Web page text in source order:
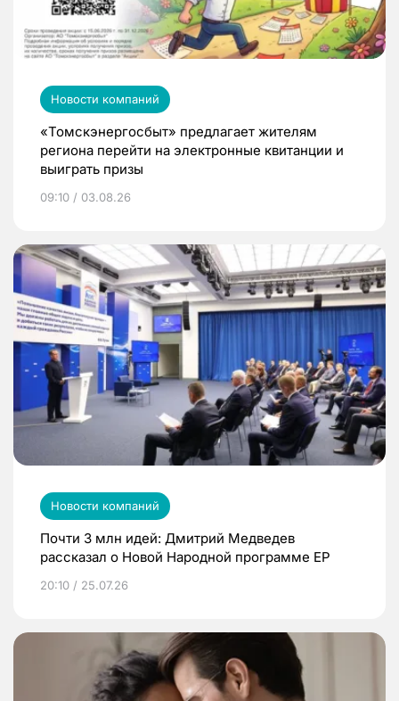
Новости компаний
«Томскэнергосбыт» предлагает жителям
региона перейти на электронные квитанции и
выиграть призы
09:10 / 03.08.26
Новости компаний
Почти 3 млн идей: Дмитрий Медведев
рассказал о Новой Народной программе ЕР
20:10 / 25.07.26